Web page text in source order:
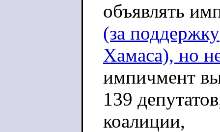
объявлять
(за поддержку
Хамаса), но
импичмент
139
коалиции,